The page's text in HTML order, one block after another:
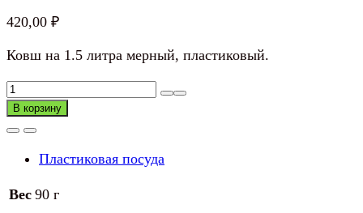
420,00 ₽
Ковш на 1.5 литра мерный, пластиковый.
Количество
товара
Ковш
1.5л,
пластиковый
В корзину
Пластиковая посуда
Вес 90 г